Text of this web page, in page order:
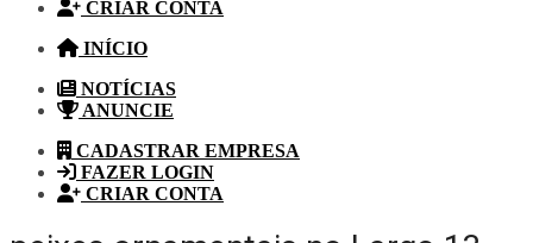
CRIAR CONTA
INÍCIO
NOTÍCIAS
ANUNCIE
CADASTRAR EMPRESA
FAZER LOGIN
CRIAR CONTA